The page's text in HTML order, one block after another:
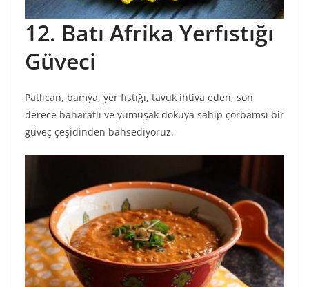
12. Batı Afrika Yerfıstığı
Güveci
Patlıcan, bamya, yer fıstığı, tavuk ihtiva eden, son
derece baharatlı ve yumuşak dokuya sahip çorbamsı bir
güveç çeşidinden bahsediyoruz.